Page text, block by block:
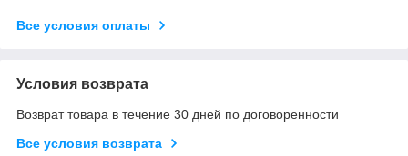
Все условия оплаты
Условия возврата
Возврат товара в течение 30 дней по договоренности
Все условия возврата